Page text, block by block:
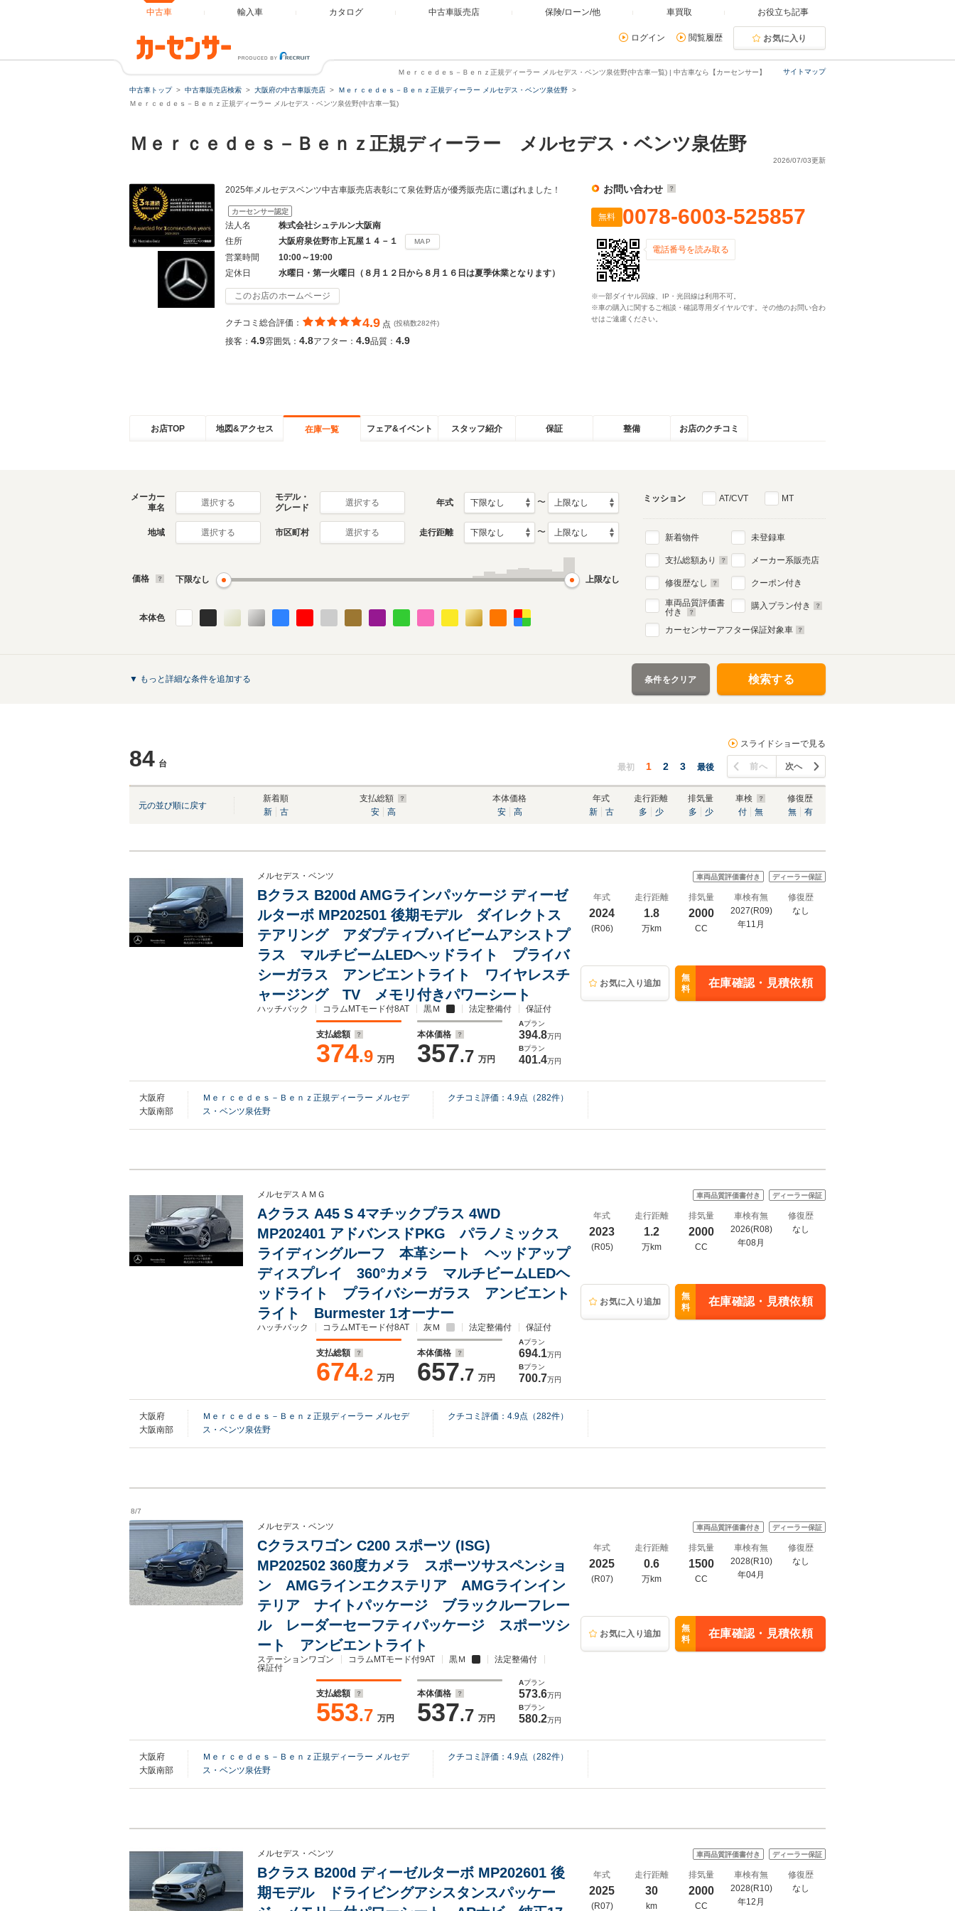
中古車 輸入車 カタログ 中古車販売店 保険/ローン/他 車買取 お役立ち記事
ログイン 閲覧履歴 お気に入り
サイトマップ
Ｍｅｒｃｅｄｅｓ－Ｂｅｎｚ正規ディーラー メルセデス・ベンツ泉佐野(中古車一覧) | 中古車なら【カーセンサー】
中古車トップ 中古車販売店検索 大阪府の中古車販売店
Ｍｅｒｃｅｄｅｓ－Ｂｅｎｚ正規ディーラー メルセデス・ベンツ泉佐野
Ｍｅｒｃｅｄｅｓ－Ｂｅｎｚ正規ディーラー メルセデス・ベンツ泉佐野(中古車一覧)
Ｍｅｒｃｅｄｅｓ－Ｂｅｎｚ正規ディーラー メルセデス・ベンツ泉佐野
2026/07/03更新
2025年メルセデスベンツ中古車販売店表彰にて泉佐野店が優秀販売店に選ばれました！
カーセンサー認定
法人名
株式会社シュテルン大阪南
住所
大阪府泉佐野市上瓦屋１４－１ MAP
営業時間
10:00～19:00
定休日
水曜日・第一火曜日（８月１２日から８月１６日は夏季休業となります）
このお店のホームページ
クチコミ総合評価： 4.9 点 (投稿数282件)
接客： 4.9雰囲気： 4.8アフター： 4.9品質： 4.9
お問い合わせ
無料 0078-6003-525857
電話番号を読み取る
※一部ダイヤル回線、IP・光回線は利用不可。
※車の購入に関するご相談・確認専用ダイヤルです。その他のお問い合わ
せはご遠慮ください。
お店TOP 地図&アクセス 在庫一覧 フェア&イベント スタッフ紹介 保証 整備 お店のクチコミ
メーカー
車名
選択する
モデル・
グレード
選択する 年式 〜
地域 選択する 市区町村 選択する 走行距離 〜
価格 下限なし 上限なし
本体色
ミッション AT/CVT MT
新着物件
支払総額あり
修復歴なし
車両品質評価書
付き
未登録車
メーカー系販売店
クーポン付き
購入プラン付き
カーセンサーアフター保証対象車
▼ もっと詳細な条件を追加する 条件をクリア 検索する
84 台
スライドショーで見る
最初 1 2 3 最後 前へ 次へ
元の並び順に戻す
新着順
新
古
支払総額
安
高
本体価格
安
高
年式
新
古
走行距離
多
少
排気量
多
少
車検
付
無
修復歴
無
有
メルセデス・ベンツ
Bクラス B200d AMGラインパッケージ ディーゼ
ルターボ MP202501 後期モデル ダイレクトス
テアリング アダプティブハイビームアシストプ
ラス マルチビームLEDヘッドライト プライバ
シーガラス アンビエントライト ワイヤレスチ
ャージング TV メモリ付きパワーシート
ハッチバック コラムMTモード付8AT 黒Ｍ 法定整備付 保証付
支払総額
374.9 万円
本体価格
357.7 万円
Aプラン
394.8万円
Bプラン
401.4万円
車両品質評価書付き ディーラー保証
年式
2024
(R06)
走行距離
1.8
万km
排気量
2000
CC
車検有無
2027(R09)
年11月
修復歴
なし
お気に入り追加
無
料
在庫確認・見積依頼
大阪府
大阪南部
Ｍｅｒｃｅｄｅｓ－Ｂｅｎｚ正規ディーラー メルセデ
ス・ベンツ泉佐野
クチコミ評価： 4.9点（282件）
メルセデスＡＭＧ
Aクラス A45 S 4マチックプラス 4WD
MP202401 アドバンスドPKG パラノミックス
ライディングルーフ 本革シート ヘッドアップ
ディスプレイ 360°カメラ マルチビームLEDヘ
ッドライト プライバシーガラス アンビエント
ライト Burmester 1オーナー
ハッチバック コラムMTモード付8AT 灰Ｍ 法定整備付 保証付
支払総額
674.2 万円
本体価格
657.7 万円
Aプラン
694.1万円
Bプラン
700.7万円
車両品質評価書付き ディーラー保証
年式
2023
(R05)
走行距離
1.2
万km
排気量
2000
CC
車検有無
2026(R08)
年08月
修復歴
なし
お気に入り追加
無
料
在庫確認・見積依頼
大阪府
大阪南部
Ｍｅｒｃｅｄｅｓ－Ｂｅｎｚ正規ディーラー メルセデ
ス・ベンツ泉佐野
クチコミ評価： 4.9点（282件）
8/7
メルセデス・ベンツ
Cクラスワゴン C200 スポーツ (ISG)
MP202502 360度カメラ スポーツサスペンショ
ン AMGラインエクステリア AMGラインイン
テリア ナイトパッケージ ブラックルーフレー
ル レーダーセーフティパッケージ スポーツシ
ート アンビエントライト
ステーションワゴン コラムMTモード付9AT 黒Ｍ
法定整備付
保証付
支払総額
553.7 万円
本体価格
537.7 万円
Aプラン
573.6万円
Bプラン
580.2万円
車両品質評価書付き ディーラー保証
年式
2025
(R07)
走行距離
0.6
万km
排気量
1500
CC
車検有無
2028(R10)
年04月
修復歴
なし
お気に入り追加
無
料
在庫確認・見積依頼
大阪府
大阪南部
Ｍｅｒｃｅｄｅｓ－Ｂｅｎｚ正規ディーラー メルセデ
ス・ベンツ泉佐野
クチコミ評価： 4.9点（282件）
メルセデス・ベンツ
Bクラス B200d ディーゼルターボ MP202601 後
期モデル ドライビングアシスタンスパッケー
車両品質評価書付き ディーラー保証
年式
2025
(R07)
走行距離
30
km
排気量
2000
CC
車検有無
2028(R10)
年12月
修復歴
なし